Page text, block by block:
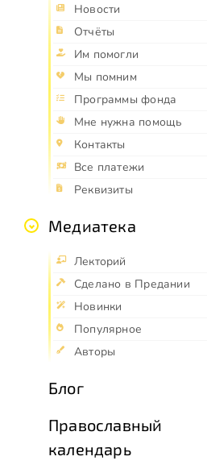
Новости
Отчёты
Им помогли
Мы помним
Программы фонда
Мне нужна помощь
Контакты
Все платежи
Реквизиты
Медиатека
Лекторий
Сделано в Предании
Новинки
Популярное
Авторы
Блог
Православный
календарь